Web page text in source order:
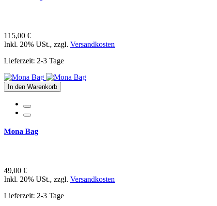
115,00 €
Inkl. 20% USt., zzgl. Versandkosten
Lieferzeit: 2-3 Tage
In den Warenkorb
Mona Bag
49,00 €
Inkl. 20% USt., zzgl. Versandkosten
Lieferzeit: 2-3 Tage